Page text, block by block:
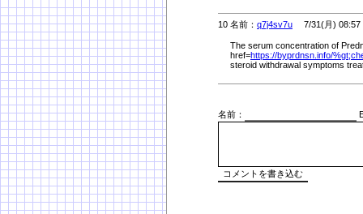
10 名前： q7j4sv7u 7/31(月) 08:57
The serum concentration of
href=https://byprdnsn.info/%
steroid withdrawal symptoms
名前：